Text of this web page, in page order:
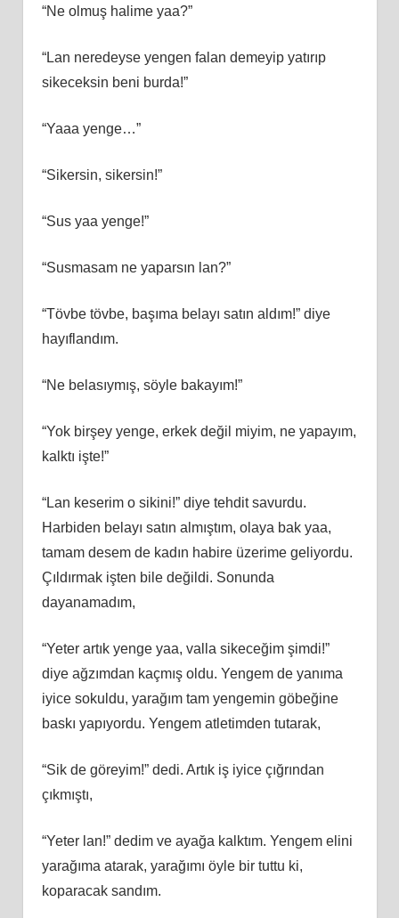
“Ne olmuş halime yaa?”
“Lan neredeyse yengen falan demeyip yatırıp
sikeceksin beni burda!”
“Yaaa yenge…”
“Sikersin, sikersin!”
“Sus yaa yenge!”
“Susmasam ne yaparsın lan?”
“Tövbe tövbe, başıma belayı satın aldım!” diye
hayıflandım.
“Ne belasıymış, söyle bakayım!”
“Yok birşey yenge, erkek değil miyim, ne yapayım,
kalktı işte!”
“Lan keserim o sikini!” diye tehdit savurdu.
Harbiden belayı satın almıştım, olaya bak yaa,
tamam desem de kadın habire üzerime geliyordu.
Çıldırmak işten bile değildi. Sonunda
dayanamadım,
“Yeter artık yenge yaa, valla sikeceğim şimdi!”
diye ağzımdan kaçmış oldu. Yengem de yanıma
iyice sokuldu, yarağım tam yengemin göbeğine
baskı yapıyordu. Yengem atletimden tutarak,
“Sik de göreyim!” dedi. Artık iş iyice çığrından
çıkmıştı,
“Yeter lan!” dedim ve ayağa kalktım. Yengem elini
yarağıma atarak, yarağımı öyle bir tuttu ki,
koparacak sandım.